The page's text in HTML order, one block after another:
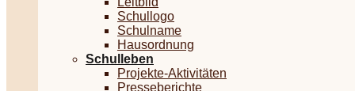
Schullogo
Schulname
Hausordnung
Schulleben
Projekte-Aktivitäten
Presseberichte